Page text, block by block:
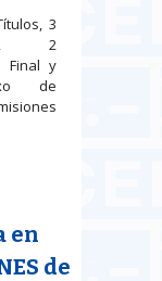
3
2
Final y
de
en
de